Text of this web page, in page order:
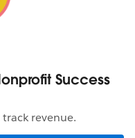
Success
revenue.